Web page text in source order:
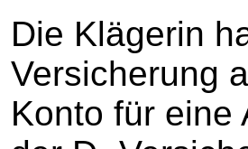
Die Klägerin
Versicherung
Konto für eine